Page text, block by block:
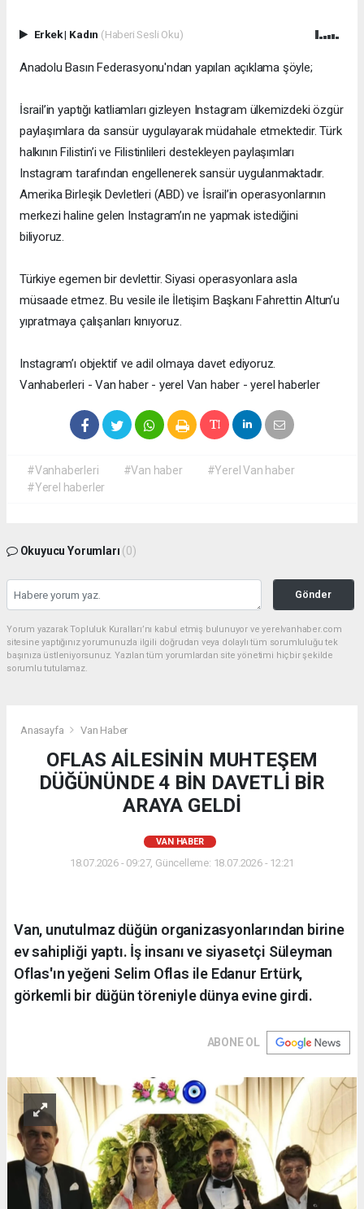
Erkek| Kadın (Haberi Sesli Oku)
Anadolu Basın Federasyonu'ndan yapılan açıklama şöyle;
İsrail’in yaptığı katliamları gizleyen Instagram ülkemizdeki özgür
paylaşımlara da sansür uygulayarak müdahale etmektedir. Türk
halkının Filistin’i ve Filistinlileri destekleyen paylaşımları
Instagram tarafından engellenerek sansür uygulanmaktadır.
Amerika Birleşik Devletleri (ABD) ve İsrail’in operasyonlarının
merkezi haline gelen Instagram’ın ne yapmak istediğini
biliyoruz.
Türkiye egemen bir devlettir. Siyasi operasyonlara asla
müsaade etmez. Bu vesile ile İletişim Başkanı Fahrettin Altun’u
yıpratmaya çalışanları kınıyoruz.
Instagram’ı objektif ve adil olmaya davet ediyoruz.
Vanhaberleri - Van haber - yerel Van haber - yerel haberler
#Vanhaberleri #Van haber
#Yerel Van haber
#Yerel haberler
Okuyucu Yorumları (0)
Gönder
Yorum yazarak Topluluk Kuralları’nı kabul etmiş bulunuyor ve yerelvanhaber.com
sitesine yaptığınız yorumunuzla ilgili doğrudan veya dolaylı tüm sorumluluğu tek
başınıza üstleniyorsunuz. Yazılan tüm yorumlardan site yönetimi hiçbir şekilde
sorumlu tutulamaz.
Anasayfa Van Haber
OFLAS AİLESİNİN MUHTEŞEM
DÜĞÜNÜNDE 4 BİN DAVETLİ BİR
ARAYA GELDİ
VAN HABER
18.07.2026 - 09:27, Güncelleme: 18.07.2026 - 12:21
Van, unutulmaz düğün organizasyonlarından birine
ev sahipliği yaptı. İş insanı ve siyasetçi Süleyman
Oflas'ın yeğeni Selim Oflas ile Edanur Ertürk,
görkemli bir düğün töreniyle dünya evine girdi.
ABONE OL